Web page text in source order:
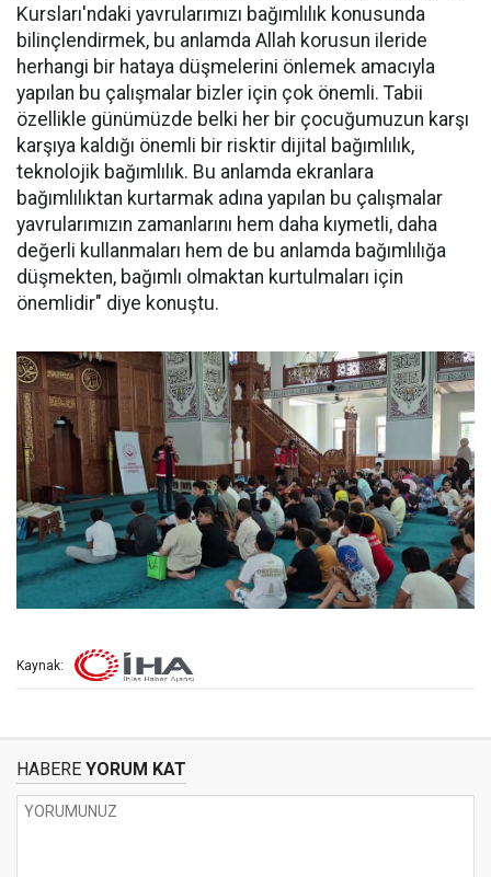
Kursları'ndaki yavrularımızı bağımlılık konusunda
bilinçlendirmek, bu anlamda Allah korusun ileride
herhangi bir hataya düşmelerini önlemek amacıyla
yapılan bu çalışmalar bizler için çok önemli. Tabii
özellikle günümüzde belki her bir çocuğumuzun karşı
karşıya kaldığı önemli bir risktir dijital bağımlılık,
teknolojik bağımlılık. Bu anlamda ekranlara
bağımlılıktan kurtarmak adına yapılan bu çalışmalar
yavrularımızın zamanlarını hem daha kıymetli, daha
değerli kullanmaları hem de bu anlamda bağımlılığa
düşmekten, bağımlı olmaktan kurtulmaları için
önemlidir" diye konuştu.
Kaynak:
HABERE YORUM KAT